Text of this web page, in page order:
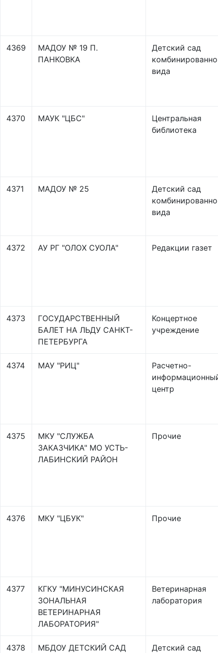
4369
МАДОУ № 19 П.
ПАНКОВКА
Детский сад
вида
4370 МАУК "ЦБС"
Центральная
библиотека
4371 МАДОУ № 25
Детский сад
вида
4372 АУ РГ "ОЛОХ СУОЛА" Редакции газет
4373
ГОСУДАРСТВЕННЫЙ
БАЛЕТ НА ЛЬДУ САНКТ-
ПЕТЕРБУРГА
Концертное
учреждение
4374 МАУ "РИЦ"
Расчетно-
центр
4375
МКУ "СЛУЖБА
ЗАКАЗЧИКА" МО УСТЬ-
ЛАБИНСКИЙ РАЙОН
Прочие
4376 МКУ "ЦБУК" Прочие
4377
КГКУ "МИНУСИНСКАЯ
ЗОНАЛЬНАЯ
ВЕТЕРИНАРНАЯ
ЛАБОРАТОРИЯ"
Ветеринарная
лаборатория
4378
МБДОУ ДЕТСКИЙ САД
Детский сад